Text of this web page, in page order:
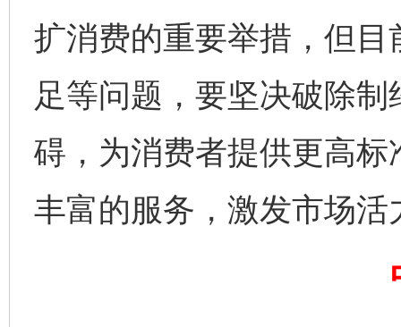
扩消费的重要举措，但
足等问题，要坚决破除
碍，为消费者提供更高
丰富的服务，激发市场活